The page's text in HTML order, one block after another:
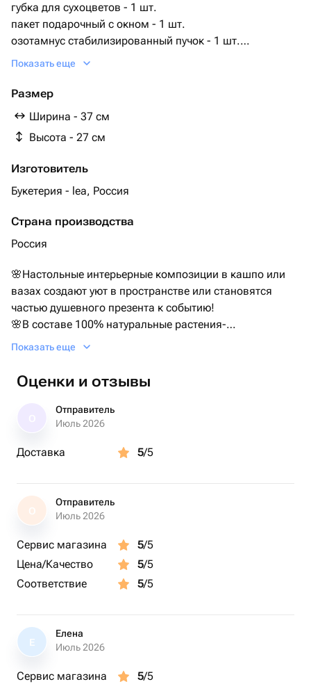
губка для сухоцветов - 1 шт.
пакет подарочный с окном - 1 шт.
озотамнус стабилизированный пучок - 1 шт.
кашпо из гипса - 1 шт.
кермек стабилизированный микс пучок - 1 шт.
Показать еще
Размер
Ширина - 37 см
Высота - 27 см
Изготовитель
Букетерия - lea, Россия
Страна производства
Россия
🌸Настольные интерьерные композиции в кашпо или
вазах создают уют в пространстве или становятся
частью душевного презента к событию!
🌸В составе 100% натуральные растения-
стабилизированные цветы и сухоцветы, природные
🌸Внимание!🌸Композиции собираются флористом
сразу в емкости, растения фиксируются в спец.губке!
Габариты с учётом вазы.
🌸Интерьерные композиции букеты из сухоцветов и
интерьер. -сохраняют внешний вид и радуют взгляд
смены воды. Достаточно сдувать пыль холодной струей
фена, по личному усмотрению.
🌸Внимание!🌸Необходимо оберегать от прямых
солнечных лучей! (яркие, окрашеные растения
выгорают)
Показать еще
Оценки и отзывы
Отправитель
Июль 2026
Доставка 5/5
О
Отправитель
Июль 2026
Сервис магазина 5/5
Цена/Качество
5/5
Соответствие
5/5
Е
Елена
Июль 2026
Сервис магазина 5/5